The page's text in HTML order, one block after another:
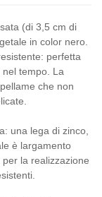
(di 3,5 cm di
in color nero.
perfetta
tempo. La
che non
una lega di zinco,
è largamento
la realizzazione